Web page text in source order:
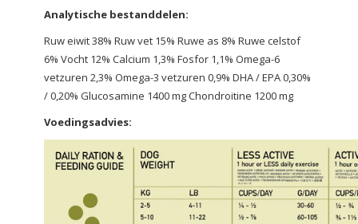
Analytische bestanddelen:
Ruw eiwit 38% Ruw vet 15% Ruwe as 8% Ruwe celstof
6% Vocht 12% Calcium 1,3% Fosfor 1,1% Omega-6
vetzuren 2,3% Omega-3 vetzuren 0,9% DHA / EPA 0,30%
/ 0,20% Glucosamine 1400 mg Chondroitine 1200 mg
Voedingsadvies: